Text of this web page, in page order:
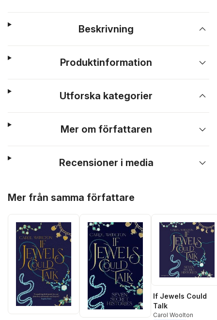
Beskrivning
Produktinformation
Utforska kategorier
Mer om författaren
Recensioner i media
Mer från samma författare
If Jewels Could
Talk
Carol Woolton